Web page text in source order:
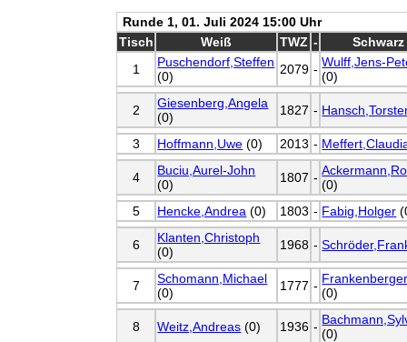
Runde 1, 01. Juli 2024 15:00 Uhr
Tisch
Weiß TWZ -
Schwarz
1
Puschendorf,Steffen
(0)
2079 - Wulff,Jens-
(0)
2
Giesenberg,Angela
(0)
1827 -
3 Hoffmann,Uwe (0) 2013 -
4
Buciu,Aurel-John
(0)
1807 - (0)
5
Hencke,Andrea (0) 1803 - Fabig,Holger
6
Klanten,Christoph
(0)
1968 -
7
Schomann,Michael
(0)
1777 - (0)
8 Weitz,Andreas (0) 1936 - (0)